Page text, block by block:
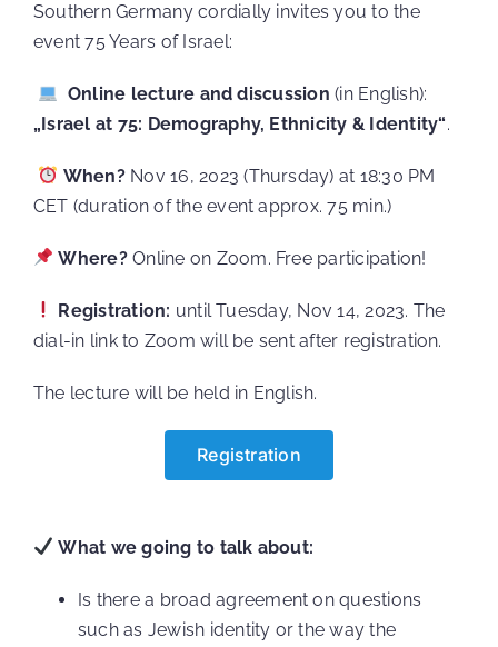
Southern Germany cordially invites you to the
event 75 Years of Israel:
Online lecture and discussion (in English):
„Israel at 75: Demography, Ethnicity & Identity“.
When?Nov 16, 2023 (Thursday) at 18:30 PM
CET (duration of the event approx. 75 min.)
Where?Online on Zoom. Free participation!
Registration: until Tuesday, Nov 14, 2023. The
dial-in link to Zoom will be sent after registration.
The lecture will be held in English.
Registration
What we going to talk about:
Is there a broad agreement on questions
such as Jewish identity or the way the